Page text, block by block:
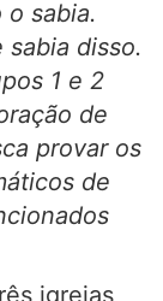
sabia.
disso.
1 e 2
de
provar os
de
igrejas